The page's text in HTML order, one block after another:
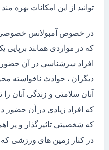
توانید از این امکانات بهره
در خصوص آمبولانس خصوصی
که در مواردی همانند
افراد سرشناسی در آن حضور
دیگران ، حوادث ناخواسته
آنان سلامتی و زندگی آنان
که افراد زیادی در آن حضور
که شخصیتی تاثیرگذار و پر
در کنار زمین های ورزشی